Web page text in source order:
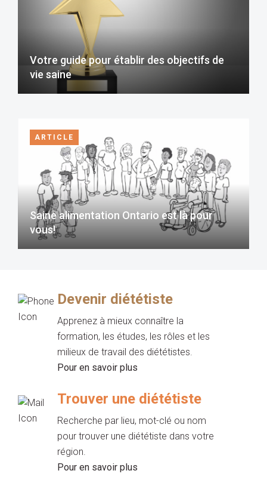
Votre guide pour établir des objectifs de
vie saine
ARTICLE
Saine alimentation Ontario est là pour
vous!
Devenir diététiste
Apprenez à mieux connaître la
formation, les études, les rôles et les
milieux de travail des diététistes.
Pour en savoir plus
Trouver une diététiste
Recherche par lieu, mot-clé ou nom
pour trouver une diététiste dans votre
région.
Pour en savoir plus